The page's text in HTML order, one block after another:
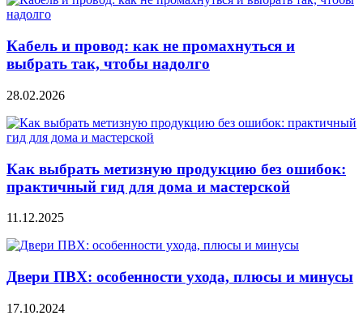
Кабель и провод: как не промахнуться и
выбрать так, чтобы надолго
28.02.2026
Как выбрать метизную продукцию без ошибок:
практичный гид для дома и мастерской
11.12.2025
Двери ПВХ: особенности ухода, плюсы и минусы
17.10.2024